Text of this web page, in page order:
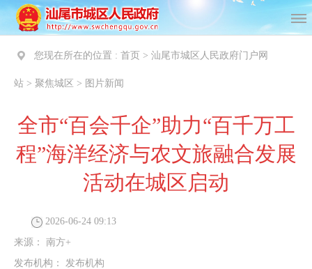
您现在所在的位置 : 首页 > 汕尾市城区人民政府门户网
站 > 聚焦城区 > 图片新闻
全市“百会千企”助力“百千万工
程”海洋经济与农文旅融合发展
活动在城区启动
2026-06-24 09:13
来源： 南方+
发布机构： 发布机构